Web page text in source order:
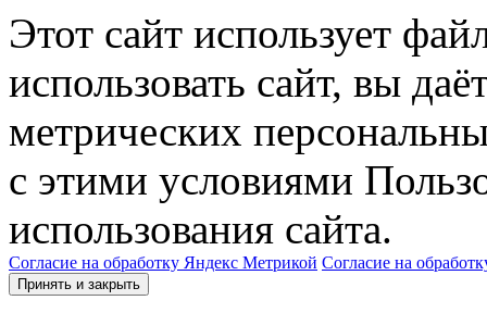
Этот сайт использует
использовать сайт, вы
метрических
с этими условиями
использования сайта.
Согласие на обработку Яндекс Метрикой Согласие на
Принять и закрыть